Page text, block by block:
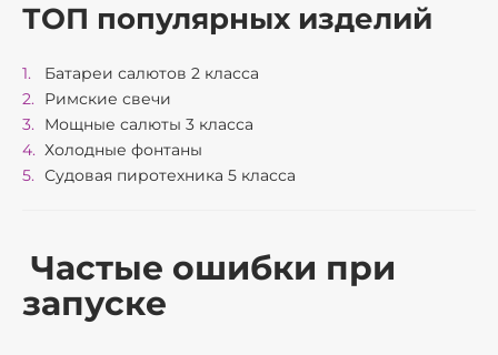
ТОП популярных изделий
Батареи салютов 2 класса
Римские свечи
Мощные салюты 3 класса
Холодные фонтаны
Судовая пиротехника 5 класса
Частые ошибки при
запуске